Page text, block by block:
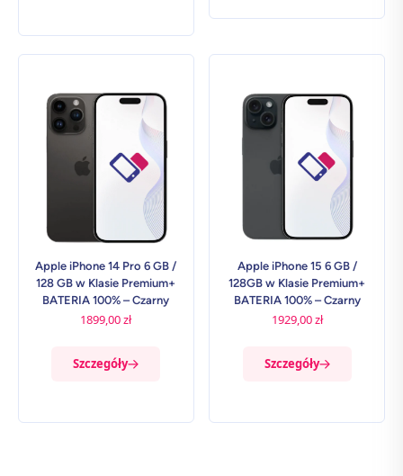
Apple iPhone 14 Pro 6 GB /
128 GB w Klasie Premium+
BATERIA 100% – Czarny
1899,00zł
Szczegóły
Apple iPhone 15 6 GB /
128GB w Klasie Premium+
BATERIA 100% – Czarny
1929,00zł
Szczegóły